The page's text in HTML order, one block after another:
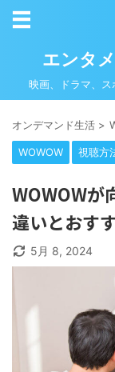
エンタ
映画、ドラマ、
オンデマンド生活 >
WOWOW 視聴方
WOWOWが
違いとおす
5月 8, 2024